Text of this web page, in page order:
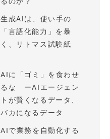
生成AIは、使い手の
「言語化能力」を暴
く、リトマス試験紙
AIに「ゴミ」を食わせ
るな ーAIエージェン
トが賢くなるデータ、
バカになるデータ
AIで業務を自動化する